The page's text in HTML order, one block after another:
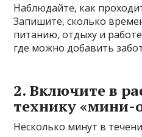
Наблюдайте, как
Запишите, сколько
питанию, отдыху и
где можно добавить
2. Включите в
технику «мини-
Несколько минут в